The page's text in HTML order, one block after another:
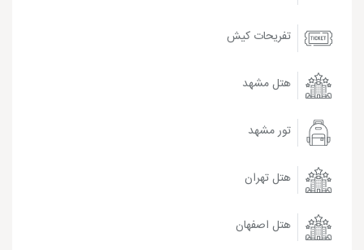
تفریحات کیش
هتل مشهد
تور مشهد
هتل تهران
هتل اصفهان